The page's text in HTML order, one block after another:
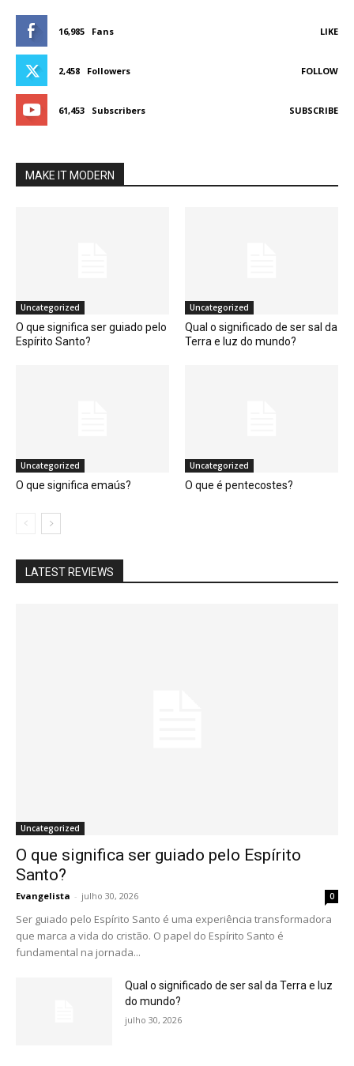
16,985 Fans LIKE
2,458 Followers FOLLOW
61,453 Subscribers SUBSCRIBE
MAKE IT MODERN
Uncategorized
O que significa ser guiado pelo
Espírito Santo?
Uncategorized
Qual o significado de ser sal da
Terra e luz do mundo?
Uncategorized
O que significa emaús?
Uncategorized
O que é pentecostes?
LATEST REVIEWS
Uncategorized
O que significa ser guiado pelo Espírito
Santo?
Evangelista - julho 30, 2026 0
Ser guiado pelo Espírito Santo é uma experiência transformadora
que marca a vida do cristão. O papel do Espírito Santo é
fundamental na jornada...
Qual o significado de ser sal da Terra e luz
do mundo?
julho 30, 2026